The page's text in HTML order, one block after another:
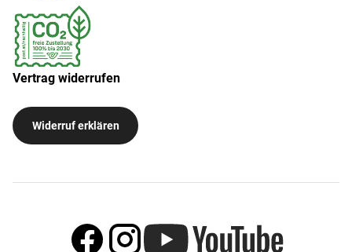
Vertrag widerrufen
Widerruf erklären